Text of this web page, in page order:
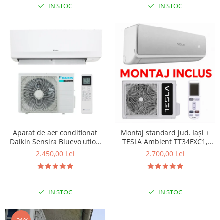
IN STOC IN STOC
Aparat de aer conditionat
Daikin Sensira Bluevolution
FTXC25E-RXC25E Inverter 9000
repornire automata, 5 trepte
racire-incalzire
2.450,00 Lei
IN STOC
Montaj standard jud. Iași +
TESLA Ambient TT34EXC1,
12000 BTU, A++/A+, Wi-Fi
2.700,00 Lei
IN STOC